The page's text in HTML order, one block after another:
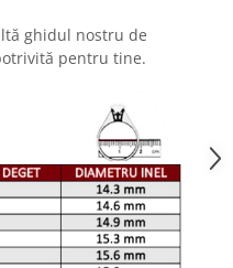
ghidul nostru de
pentru tine.